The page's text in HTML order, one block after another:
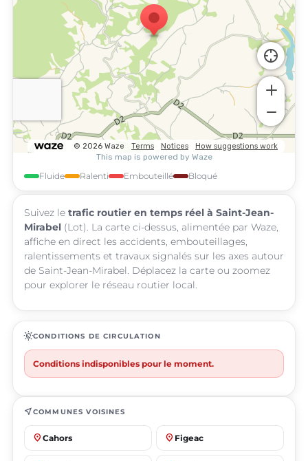
Fluide Ralenti Embouteillé Bloqué
Suivez le trafic routier en temps réel à Saint-Jean-
Mirabel (Lot). La carte ci-dessus, alimentée par Waze,
affiche en direct les accidents, embouteillages,
ralentissements et travaux signalés sur les axes autour
de Saint-Jean-Mirabel. Déplacez la carte ou zoomez
pour explorer le réseau routier local.
routineCONDITIONS DE CIRCULATION
Conditions indisponibles pour le moment.
near_meCOMMUNES VOISINES
place Cahors place Figeac